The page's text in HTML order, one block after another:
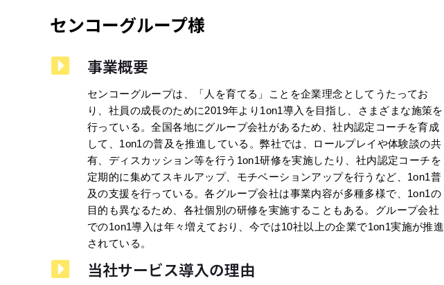
センコーグループ様
事業概要
センコーグループは、「人を育てる」ことを企業理念としてうたってお
り、社員の成長のために2019年より1on1導入を目指し、さまざまな施策を
行っている。全国各地にグループ会社があるため、社内認定コーチを育成
して、1on1の普及を推進している。弊社では、ロールプレイや体験談の共
有、ディスカッション等を行う1on1研修を実施したり、社内認定コーチを
定期的に集めてスキルアップ、モチベーションアップを行うなど、1on1普
及の支援を行っている。各グループ会社は事業内容が多種多様で、1on1の
目的も異なるため、各社個別の研修を実施することもある。グループ会社
での1on1導入は年々増えており、今では10社以上の企業で1on1実施が推進
されている。
当社サービス導入の理由